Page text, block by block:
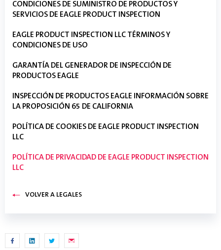
CONDICIONES DE SUMINISTRO DE PRODUCTOS Y
SERVICIOS DE EAGLE PRODUCT INSPECTION
EAGLE PRODUCT INSPECTION LLC TÉRMINOS Y
CONDICIONES DE USO
GARANTÍA DEL GENERADOR DE INSPECCIÓN DE
PRODUCTOS EAGLE
INSPECCIÓN DE PRODUCTOS EAGLE INFORMACIÓN SOBRE
LA PROPOSICIÓN 65 DE CALIFORNIA
POLÍTICA DE COOKIES DE EAGLE PRODUCT INSPECTION
LLC
POLÍTICA DE PRIVACIDAD DE EAGLE PRODUCT INSPECTION
LLC
VOLVER A LEGALES